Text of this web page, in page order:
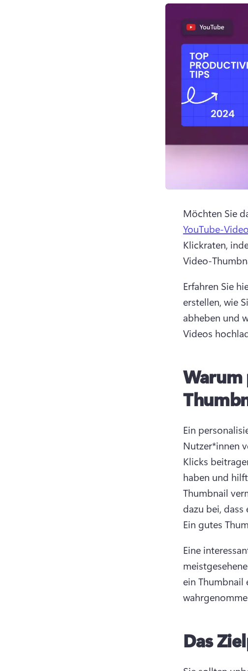
Möchten Sie
YouTube-
Klickraten,
Video-
Erfahren Sie
erstellen, wie
abheben und
Videos
Warum
Ein
Nutzer*innen
Klicks
haben und
Thumbnail
dazu bei,
Ein gutes
Eine
ein Thumbnail
Das